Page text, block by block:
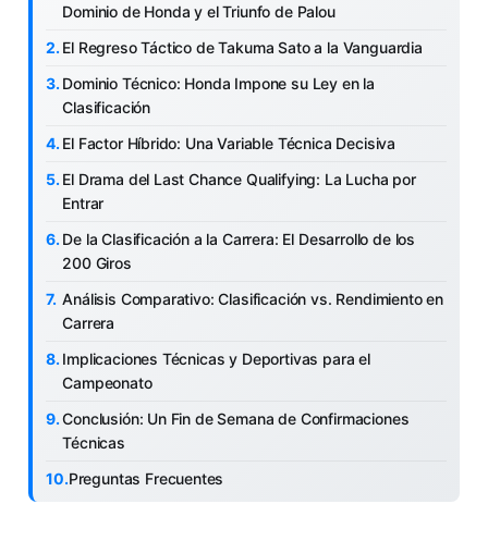
Dominio de Honda y el Triunfo de Palou
El Regreso Táctico de Takuma Sato a la Vanguardia
Dominio Técnico: Honda Impone su Ley en la
Clasificación
El Factor Híbrido: Una Variable Técnica Decisiva
El Drama del Last Chance Qualifying: La Lucha por
Entrar
De la Clasificación a la Carrera: El Desarrollo de los
200 Giros
Análisis Comparativo: Clasificación vs. Rendimiento en
Carrera
Implicaciones Técnicas y Deportivas para el
Campeonato
Conclusión: Un Fin de Semana de Confirmaciones
Técnicas
Preguntas Frecuentes